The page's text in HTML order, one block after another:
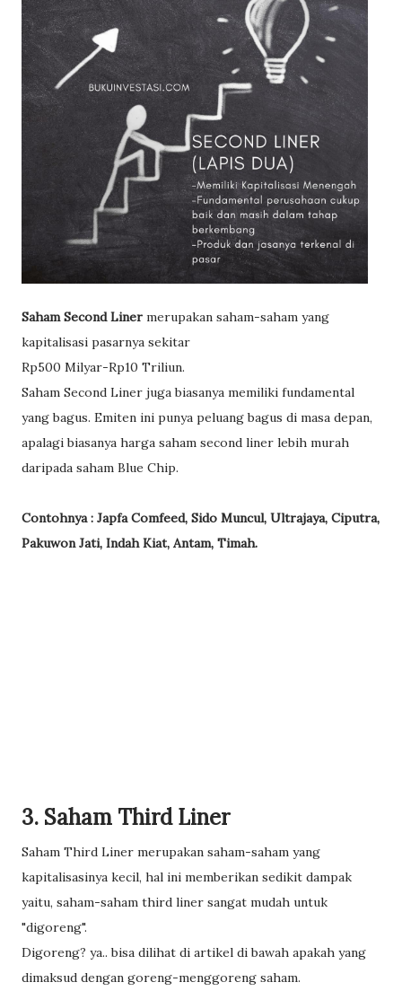
Saham Second Liner merupakan saham-saham yang
kapitalisasi pasarnya sekitar
Rp500 Milyar-Rp10 Triliun.
Saham Second Liner juga biasanya memiliki fundamental
yang bagus. Emiten ini punya peluang bagus di masa depan,
apalagi biasanya harga saham second liner lebih murah
daripada saham Blue Chip.
Contohnya : Japfa Comfeed, Sido Muncul, Ultrajaya, Ciputra,
Pakuwon Jati, Indah Kiat, Antam, Timah.
3. Saham Third Liner
Saham Third Liner merupakan saham-saham yang
kapitalisasinya kecil, hal ini memberikan sedikit dampak
yaitu, saham-saham third liner sangat mudah untuk
"digoreng".
Digoreng? ya.. bisa dilihat di artikel di bawah apakah yang
dimaksud dengan goreng-menggoreng saham.